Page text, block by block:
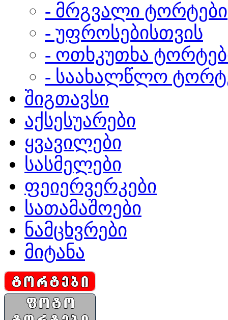
- მრგვალი ტორტები
- უფროსებისთვის
- ოთხკუთხა
- საახალწლო
შიგთავსი
აქსესუარები
ყვავილები
სასმელები
ფეიერვერკები
სათამაშოები
ნამცხვრები
მიტანა